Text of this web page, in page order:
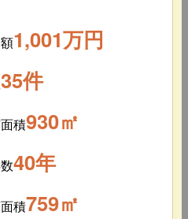
1,001万円
35件
積930㎡
40年
積759㎡